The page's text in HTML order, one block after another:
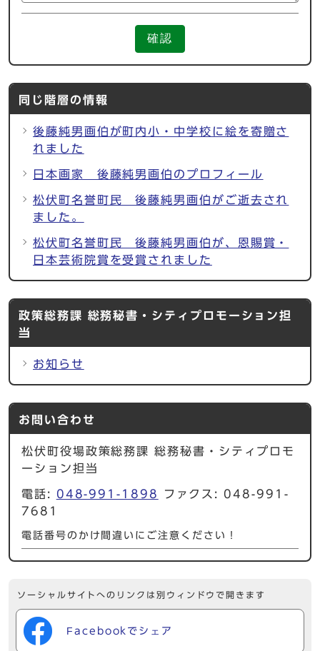
確認
同じ階層の情報
後藤純男画伯が町内小・中学校に絵を寄贈さ
れました
日本画家 後藤純男画伯のプロフィール
松伏町名誉町民 後藤純男画伯がご逝去され
ました。
松伏町名誉町民 後藤純男画伯が、恩賜賞・
日本芸術院賞を受賞されました
政策総務課 総務秘書・シティプロモーション担
当
お知らせ
お問い合わせ
松伏町役場政策総務課 総務秘書・シティプロモ
ーション担当
電話: 048-991-1898
ファクス: 048-991-
7681
電話番号のかけ間違いにご注意ください！
ソーシャルサイトへのリンクは別ウィンドウで開きます
Facebookでシェア